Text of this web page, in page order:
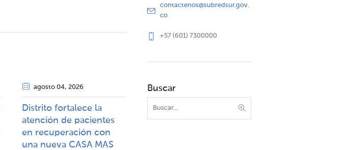
agosto 04, 2026
Distrito fortalece la
atención de pacientes
en recuperación con
una nueva CASA MAS
contactenos@subredsur.gov.
co
+57 (601) 7300000
Buscar